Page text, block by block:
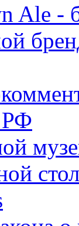
Ale -
РФ